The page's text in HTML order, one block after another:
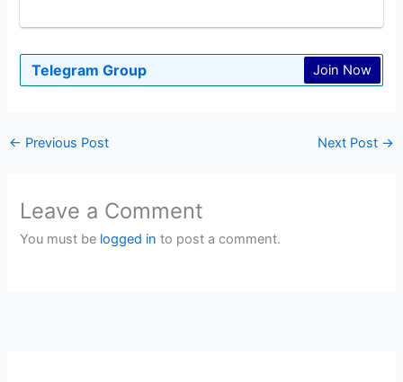
Telegram Group Join Now
← Previous Post Next Post →
Leave a Comment
You must be logged in to post a comment.